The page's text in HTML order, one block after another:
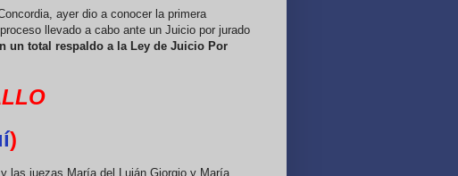
ayer dio a conocer la primera
llevado a cabo ante un Juicio por jurado
un total respaldo a la Ley de Juicio Por
)
las juezas María del Luján Giorgio y María